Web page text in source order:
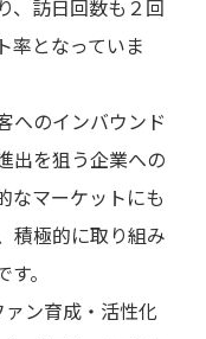
、訪日回数も２回
率となっていま
へのインバウンド
出を狙う企業への
なマーケットにも
積極的に取り組み
。
ァン育成・活性化